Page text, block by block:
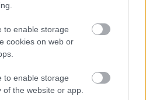
to enable storage
cookies on web or
to enable storage
of the website or app.
– új regény és